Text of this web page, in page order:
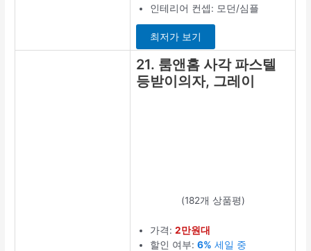
인테리어 컨셉: 모던/심플
최저가 보기
21. 룸앤홈 사각 파스텔
등받이의자, 그레이
(182개 상품평)
가격:2만원대
할인 여부:6% 세일 중